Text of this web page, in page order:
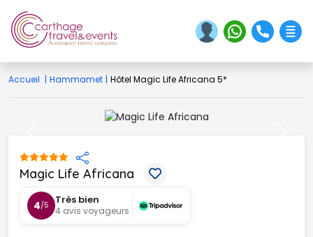
Accueil | Hammamet | Hôtel Magic Life Africana 5*
Magic Life Africana
4/5 Très bien
4 avis voyageurs